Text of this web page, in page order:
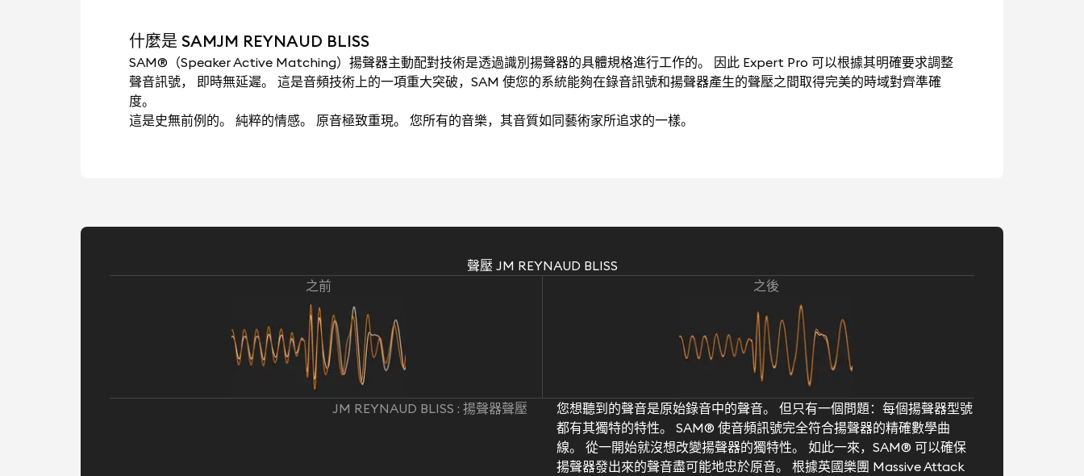
什麼是 SAMJM REYNAUD BLISS
SAM®（Speaker Active Matching）揚聲器主動配對技術是透過識別揚聲器的具體規格進行工作的。 因此 Expert Pro 可以根據其明確要求調整
聲音訊號， 即時無延遲。 這是音頻技術上的一項重大突破，SAM 使您的系統能夠在錄音訊號和揚聲器產生的聲壓之間取得完美的時域對齊準確
度。
這是史無前例的。 純粹的情感。 原音極致重現。 您所有的音樂，其音質如同藝術家所追求的一樣。
聲壓 JM REYNAUD BLISS
之前
之後
JM REYNAUD BLISS : 揚聲器聲壓
您想聽到的聲音是原始錄音中的聲音。 但只有一個問題：每個揚聲器型號
都有其獨特的特性。 SAM® 使音頻訊號完全符合揚聲器的精確數學曲
線。 從一開始就沒想改變揚聲器的獨特性。 如此一來，SAM® 可以確保
揚聲器發出來的聲音盡可能地忠於原音。 根據英國樂團 Massive Attack